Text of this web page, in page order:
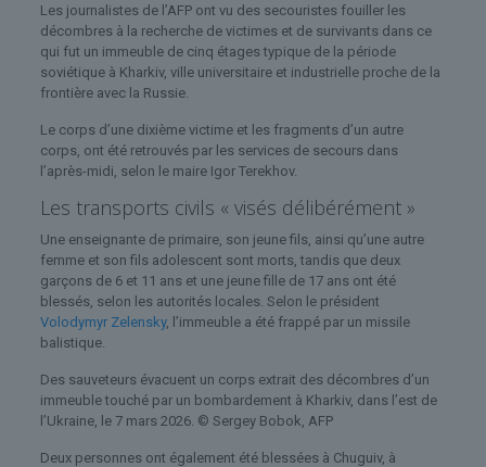
Les journalistes de l’AFP ont vu des secouristes fouiller les
décombres à la recherche de victimes et de survivants dans ce
qui fut un immeuble de cinq étages typique de la période
soviétique à Kharkiv, ville universitaire et industrielle proche de la
frontière avec la Russie.
Le corps d’une dixième victime et les fragments d’un autre
corps, ont été retrouvés par les services de secours dans
l’après-midi, selon le maire Igor Terekhov.
Les transports civils « visés délibérément »
Une enseignante de primaire, son jeune fils, ainsi qu’une autre
femme et son fils adolescent sont morts, tandis que deux
garçons de 6 et 11 ans et une jeune fille de 17 ans ont été
blessés, selon les autorités locales. Selon le président
Volodymyr Zelensky, l’immeuble a été frappé par un missile
balistique.
Des sauveteurs évacuent un corps extrait des décombres d’un
immeuble touché par un bombardement à Kharkiv, dans l’est de
l’Ukraine, le 7 mars 2026. © Sergey Bobok, AFP
Deux personnes ont également été blessées à Chuguiv, à